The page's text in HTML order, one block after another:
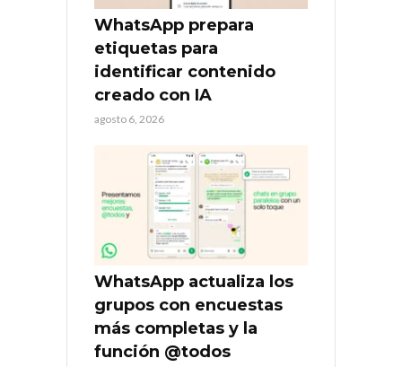
WhatsApp prepara
etiquetas para
identificar contenido
creado con IA
agosto 6, 2026
WhatsApp actualiza los
grupos con encuestas
más completas y la
función @todos